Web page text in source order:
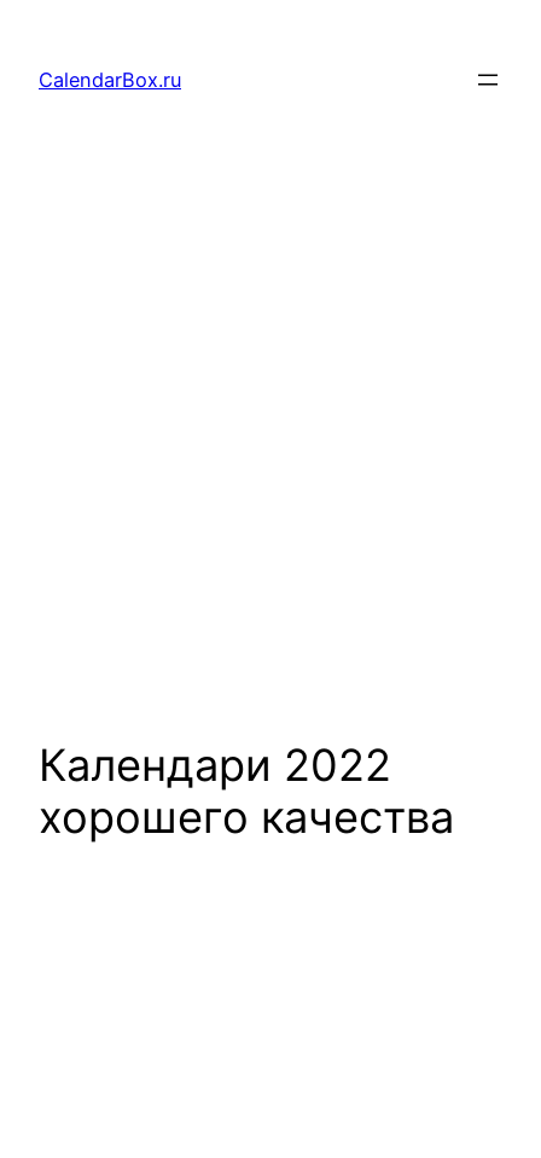
содержимому
CalendarBox.ru
Календари 2022
хорошего качества